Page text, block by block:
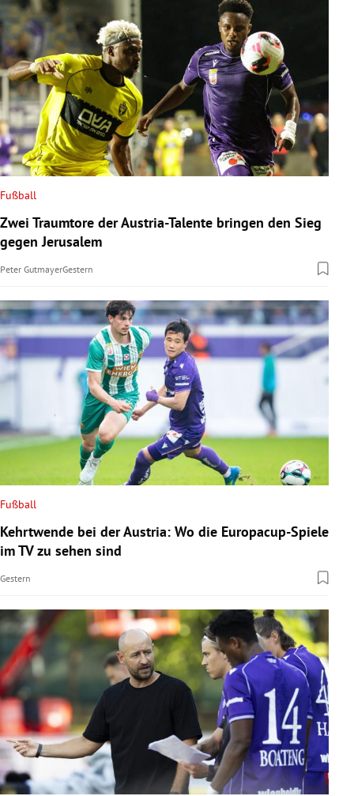
Fußball
Zwei Traumtore der Austria-Talente bringen den Sieg
gegen Jerusalem
Peter GutmayerGestern
Fußball
Kehrtwende bei der Austria: Wo die Europacup-Spiele
im TV zu sehen sind
Gestern